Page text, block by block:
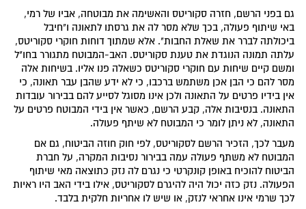
גם בפני הרשם, חזרה סקוריטס והאשימה את מבוטחה, אביו של רמי,
באי שיתוף פעולה, בכך שלא מסר לה את גרסתו לתאונה ו"חיבל
ביכולתה לברר את שאלת החבות". אלא שמתוך דוחות חוקרי סקוריטס,
עלתה תמונה הנוגדת את טענת סקוריטס. האב-המבוטח מתגורר בחו"ל
ומשם קיים שיחות עם חוקרי סקוריטס כשאלה פנו אליו. בשיחות אלה
מסר להם כי הבן אכן משתמש ברכבו, כי לא ידע שהבן עבר תאונה, כי
אין בידיו פרטים על התאונה ולכן אינו מסוגל לסייע להם בבירור עובדות
התאונה. בנסיבות אלה, קבע הרשם, כאשר אין בידי המבוטח פרטים על
התאונה, לא ניתן לומר כי המבוטח לא שיתף פעולה.
מעבר לכך, הזכיר הרשם לסקוריטס, לפי חוק חוזה הביטוח, גם אם
המבוטח לא משתף פעולה עמה בבירור נסיבות המקרה, על חברת
הביטוח להוכיח באופן קונקרטי כי נגרם לה נזק כתוצאה מאי שיתוף
הפעולה. נזק כזה יכול היה להיגרם לסקוריטס, אילו בידי האב היו ראיות
לכך שרמי אינו אחראי לנזק, או שיש לו אחריות חלקית בלבד.